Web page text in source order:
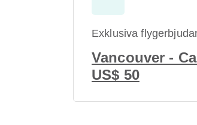
Exklusiva
Vancouver -
US$ 50